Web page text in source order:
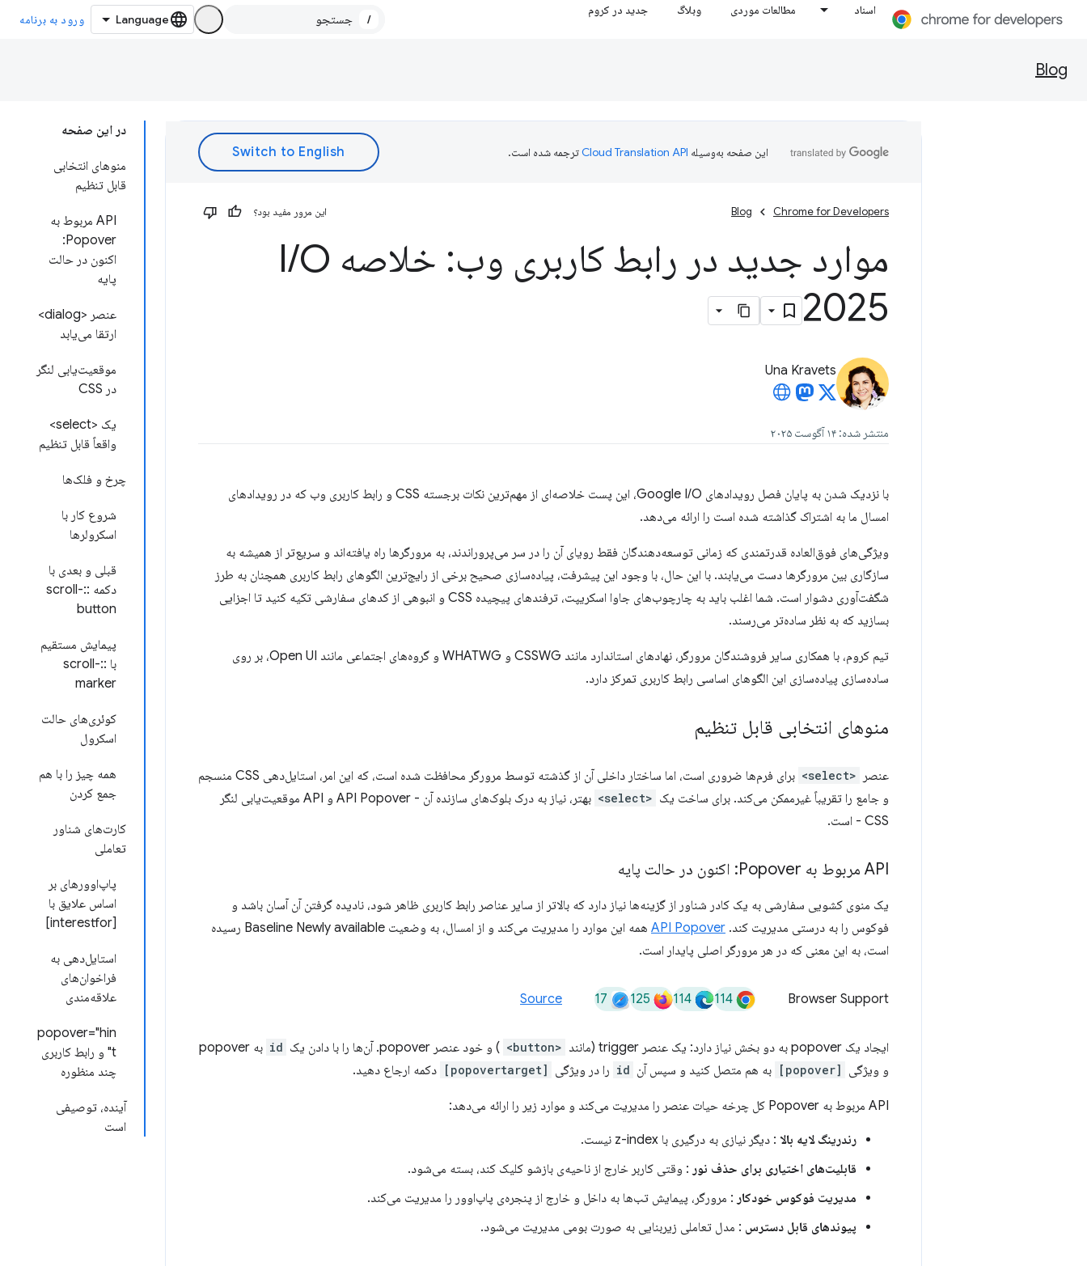
اسناد مطالعات موردی وبلاگ جدید در کروم
/ ورود به برنامه
Blog
در این صفحه
منوهای انتخابی
قابل تنظیم
API مربوط به
Popover:
اکنون در حالت
پایه
عنصر <dialog>
ارتقا می‌یابد
موقعیت‌یابی لنگر
در CSS
یک <select>
واقعاً قابل تنظیم
چرخ و فلک‌ها
شروع کار با
اسکرولرها
قبلی و بعدی با
دکمه ::scroll-
button
پیمایش مستقیم
با ::scroll-
marker
کوئری‌های حالت
اسکرول
همه چیز را با هم
جمع کردن
کارت‌های شناور
تعاملی
پاپ‌اوورهای بر
اساس علایق با
[interestfor]
استایل‌دهی به
فراخوان‌های
علاقه‌مندی
popover="hin
t" و رابط کاربری
چند منظوره
آینده، توصیفی
است
این صفحه به‌وسیله ترجمه شده است.
Chrome for Developers
Blog این مرور مفید بود؟
موارد جدید در رابط کاربری وب: خلاصه I /O
2025
Una Kravets
منتشر شده: ۱۴ آگوست ۲۰۲۵
با نزدیک شدن به پایان فصل رویدادهای Google I/O، این پست خلاصه‌ای از مهم‌ترین نکات برجسته CSS و رابط کاربری وب که در رویدادهای
امسال ما به اشتراک گذاشته شده است را ارائه می‌دهد.
ویژگی‌های فوق‌العاده قدرتمندی که زمانی توسعه‌دهندگان فقط رویای آن را در سر می‌پروراندند، به مرورگرها راه یافته‌اند و سریع‌تر از همیشه به
سازگاری بین مرورگرها دست می‌یابند. با این حال، با وجود این پیشرفت، پیاده‌سازی صحیح برخی از رایج‌ترین الگوهای رابط کاربری همچنان به طرز
شگفت‌آوری دشوار است. شما اغلب باید به چارچوب‌های جاوا اسکریپت، ترفندهای پیچیده CSS و انبوهی از کدهای سفارشی تکیه کنید تا اجزایی
بسازید که به نظر ساده‌تر می‌رسند.
تیم کروم، با همکاری سایر فروشندگان مرورگر، نهادهای استاندارد مانند CSSWG و WHATWG و گروه‌های اجتماعی مانند Open UI، بر روی
ساده‌سازی پیاده‌سازی این الگوهای اساسی رابط کاربری تمرکز دارد.
منوهای انتخابی قابل تنظیم
عنصر <select>
برای فرم‌ها ضروری است، اما ساختار داخلی آن از گذشته توسط مرورگر محافظت شده است، که این امر، استایل‌دهی CSS منسجم
و جامع را تقریباً غیرممکن می‌کند. برای ساخت یک <select>
بهتر، نیاز به درک بلوک‌های سازنده آن - API Popover و API موقعیت‌یابی لنگر
CSS - است.
API مربوط به Popover: اکنون در حالت پایه
یک منوی کشویی سفارشی به یک کادر شناور از گزینه‌ها نیاز دارد که بالاتر از سایر عناصر رابط کاربری ظاهر شود، نادیده گرفتن آن آسان باشد و
فوکوس را به درستی مدیریت کند. API Popover
همه این موارد را مدیریت می‌کند و از امسال، به وضعیت Baseline Newly available رسیده
است، به این معنی که در هر مرورگر اصلی پایدار است.
Browser Support
114
114
125
17
Source
ایجاد یک popover به دو بخش نیاز دارد: یک عنصر trigger (مانند <button> ) و خود عنصر popover. آن‌ها را با دادن یک id
به popover
و ویژگی [popover] به هم متصل کنید و سپس آن id را در ویژگی [popovertarget] دکمه ارجاع دهید.
API مربوط به Popover کل چرخه حیات عنصر را مدیریت می‌کند و موارد زیر را ارائه می‌دهد:
رندرینگ لایه بالا : دیگر نیازی به درگیری با z-index نیست.
قابلیت‌های اختیاری برای حذف نور : وقتی کاربر خارج از ناحیه‌ی بازشو کلیک کند، بسته می‌شود.
مدیریت فوکوس خودکار : مرورگر، پیمایش تب‌ها به داخل و خارج از پنجره‌ی پاپ‌اوور را مدیریت می‌کند.
پیوندهای قابل دسترس : مدل تعاملی زیربنایی به صورت بومی مدیریت می‌شود.